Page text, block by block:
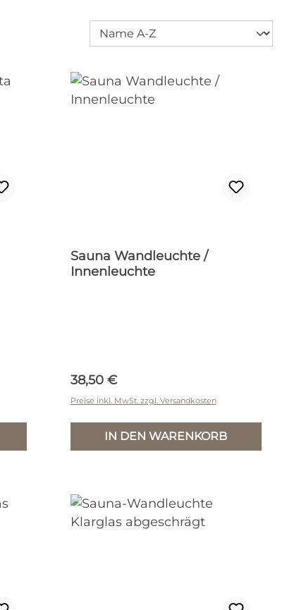
Sauna Wandleuchte /
Innenleuchte
Regulärer Preis:
38,50 €
Preise inkl. MwSt. zzgl. Versandkosten
IN DEN WARENKORB